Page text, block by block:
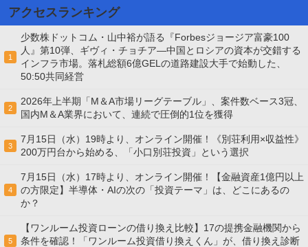
アクセスランキング
1
少数株ドットコム・山中裕が語る『Forbesジョージア富豪100
人』第10弾、ギヴィ・チョチア―中国とロシアの資本が交錯する
インフラ市場。落札総額6億GELの道路建設大手で始動した、
50:50共同経営
2
2026年上半期「M＆A市場リーグテーブル」、案件数ベース3冠、
国内M＆A業界において、連続で圧倒的1位を獲得
3
7月15日（水）19時より、オンライン開催！《別荘利用×収益性》
200万円台から始める、「小口別荘投資」という選択
4
7月15日（水）17時より、オンライン開催！【金融資産1億円以上
の方限定】半導体・AIの次の「投資テーマ」は、どこにあるの
か？
5
【ワンルーム投資ローンの借り換え比較】17の提携金融機関から
条件を確認！「ワンルーム投資借り換えくん」が、借り換え診断